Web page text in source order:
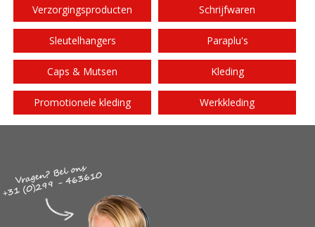
Verzorgingsproducten Schrijfwaren
Sleutelhangers Paraplu's
Caps & Mutsen Kleding
Promotionele kleding Werkkleding